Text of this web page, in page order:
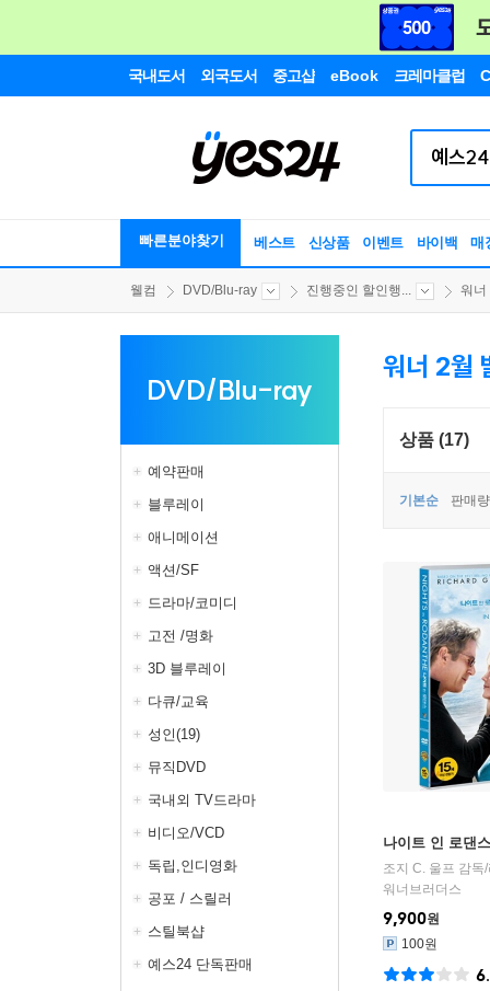
국내도서 외국도서 중고샵 eBook 크레마클럽
빠른분야찾기 베스트 신상품 이벤트 바이백 매
웰컴 DVD/Blu-ray 진행중인 할인행... 워너
DVD/Blu-ray
예약판매
블루레이
애니메이션
액션/SF
드라마/코미디
고전 /명화
3D 블루레이
다큐/교육
성인(19)
뮤직DVD
국내외 TV드라마
비디오/VCD
독립,인디영화
공포 / 스릴러
스틸북샵
예스24 단독판매
워너 2월
상품 (17)
기본순 판매
나이트 인 로댄스
조지 C. 울프 감독/
워너브러더스
9,900원
100원